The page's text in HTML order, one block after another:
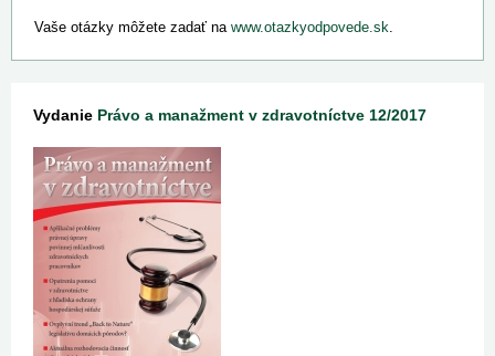
Vaše otázky môžete zadať na www.otazkyodpovede.sk.
Vydanie Právo a manažment v zdravotníctve 12/2017